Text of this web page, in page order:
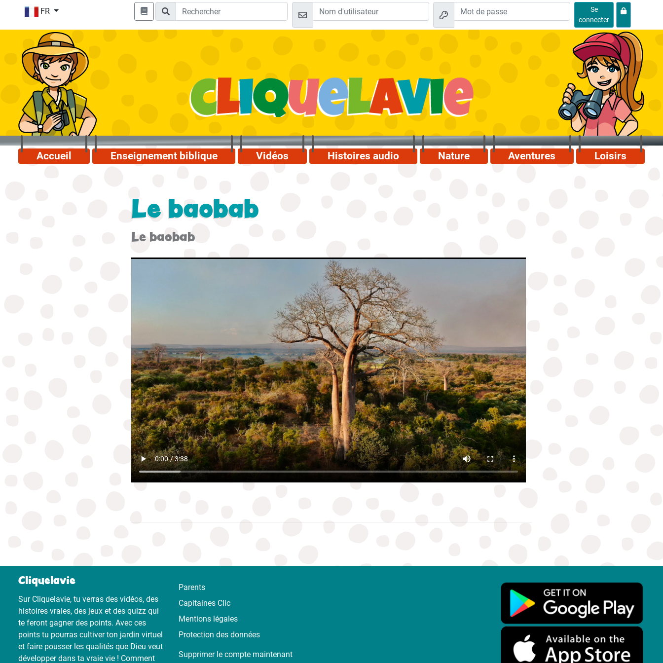
FR
Se
connecter
Accueil Enseignement biblique Vidéos Histoires audio Nature Aventures Loisirs
Le baobab
Le baobab
Cliquelavie
Sur Cliquelavie, tu verras des vidéos, des
histoires vraies, des jeux et des quizz qui
te feront gagner des points. Avec ces
points tu pourras cultiver ton jardin virtuel
et faire pousser les qualités que Dieu veut
développer dans ta vraie vie ! Comment
Parents
Capitaines Clic
Mentions légales
Protection des données
Supprimer le compte maintenant